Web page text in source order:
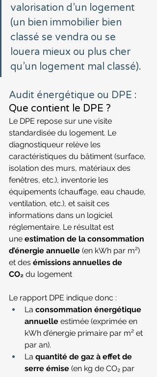
valorisation d’un logement
(un bien immobilier bien
classé se vendra ou se
louera mieux ou plus cher
qu’un logement mal classé).
Audit énergétique ou DPE :
Que contient le DPE ?
Le DPE repose sur une visite
standardisée du logement. Le
diagnostiqueur relève les
caractéristiques du bâtiment (surface,
isolation des murs, matériaux des
fenêtres, etc.), inventorie les
équipements (chauffage, eau chaude,
ventilation, etc.), et saisit ces
informations dans un logiciel
réglementaire. Le résultat est
une estimation de la consommation
d’énergie annuelle (en kWh par m²)
et des émissions annuelles de
CO₂ du logement
Le rapport DPE indique donc :
La consommation énergétique
annuelle estimée (exprimée en
kWh d’énergie primaire par m² et
par an).
La quantité de gaz à effet de
serre émise (en kg de CO₂ par